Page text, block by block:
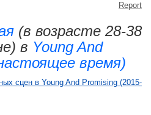
Report
(в возрасте 28-38
в Young And
время)
сцен в Young And Promising (2015-